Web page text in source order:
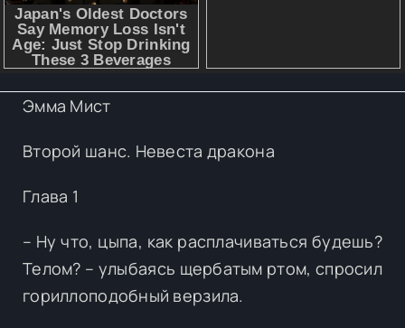
Эмма Мист
Второй шанс. Невеста дракона
Глава 1
– Ну что, цыпа, как расплачиваться будешь?
Телом? – улыбаясь щербатым ртом, спросил
гориллоподобный верзила.